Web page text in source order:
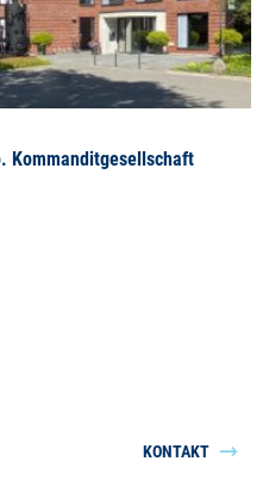
Kommanditgesellschaft
KONTAKT